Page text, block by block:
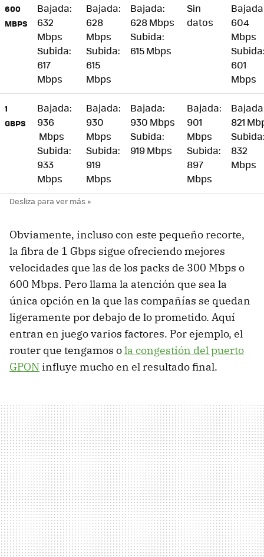
600
MBPS
Bajada:
632
Mbps
Subida:
617
Mbps
Bajada:
628
Mbps
Subida:
615
Mbps
Bajada:
628 Mbps
Subida:
615 Mbps
Sin
datos
604
Mbps
601
Mbps
1
GBPS
Bajada:
936
Mbps
Subida:
933
Mbps
Bajada:
930
Mbps
Subida:
919
Mbps
Bajada:
930 Mbps
Subida:
919 Mbps
Bajada:
901
Mbps
Subida:
897
Mbps
821
832
Mbps
Obviamente, incluso con este pequeño recorte,
la fibra de 1 Gbps sigue ofreciendo mejores
velocidades que las de los packs de 300 Mbps o
600 Mbps. Pero llama la atención que sea la
única opción en la que las compañías se quedan
ligeramente por debajo de lo prometido. Aquí
entran en juego varios factores. Por ejemplo, el
router que tengamos ola congestión del puerto
GPON influye mucho en el resultado final.